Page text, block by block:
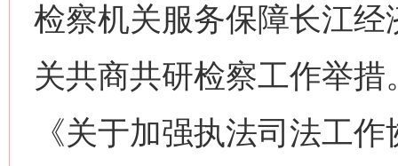
检察机关服务保障长江
关共商共研检察工作举
《关于加强执法司法工